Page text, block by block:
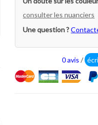
consulter les nuanciers
Une question ?
0 avis /